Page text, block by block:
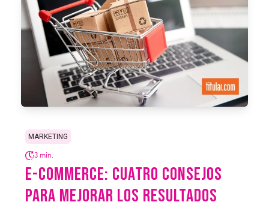
MARKETING
3 min.
E-COMMERCE: CUATRO CONSEJOS
PARA MEJORAR LOS RESULTADOS